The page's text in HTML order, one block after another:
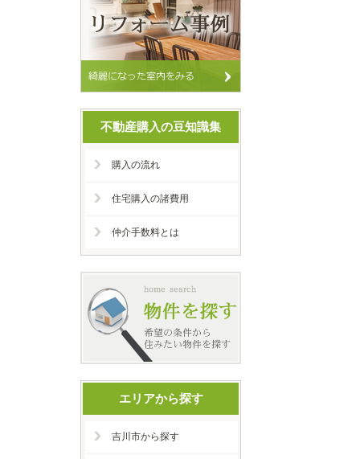
不動産購入の豆知識集
購入の流れ
住宅購入の諸費用
仲介手数料とは
エリアから探す
吉川市から探す